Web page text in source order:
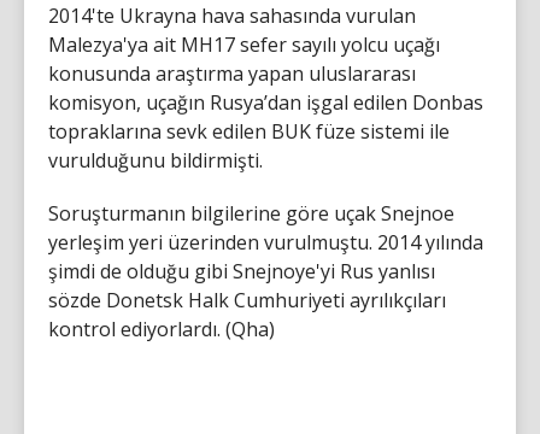
2014'te Ukrayna hava sahasında vurulan
Malezya'ya ait MH17 sefer sayılı yolcu uçağı
konusunda araştırma yapan uluslararası
komisyon, uçağın Rusya’dan işgal edilen Donbas
topraklarına sevk edilen BUK füze sistemi ile
vurulduğunu bildirmişti.
Soruşturmanın bilgilerine göre uçak Snejnoe
yerleşim yeri üzerinden vurulmuştu. 2014 yılında
şimdi de olduğu gibi Snejnoye'yi Rus yanlısı
sözde Donetsk Halk Cumhuriyeti ayrılıkçıları
kontrol ediyorlardı. (Qha)